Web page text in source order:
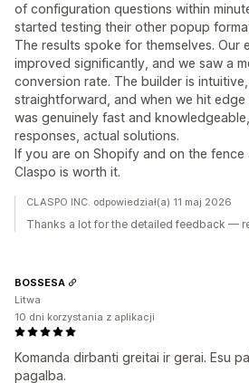
of configuration questions within
started testing their other popup
The results spoke for themselves. Our
improved significantly, and we saw a
conversion rate. The builder is
straightforward, and when we hit
was genuinely fast and
responses, actual solutions.
If you are on Shopify and on the
Claspo is worth it.
CLASPO INC. odpowiedział(a) 11 maj 2026
Thanks a lot for the detailed feedback —
Komanda dirbanti greitai ir gerai. Esu
pagalba.
BOSSESA
Litwa
10 dni korzystania z aplikacji